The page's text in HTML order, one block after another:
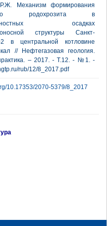
Механизм формирования
родохрозита в
осадках
структуры Санкт-
2 в центральной котловине
// Нефтегазовая геология.
– 2017. - Т.12. - №1. -
rub/12/8_2017.pdf
10.17353/2070-5379/8_2017